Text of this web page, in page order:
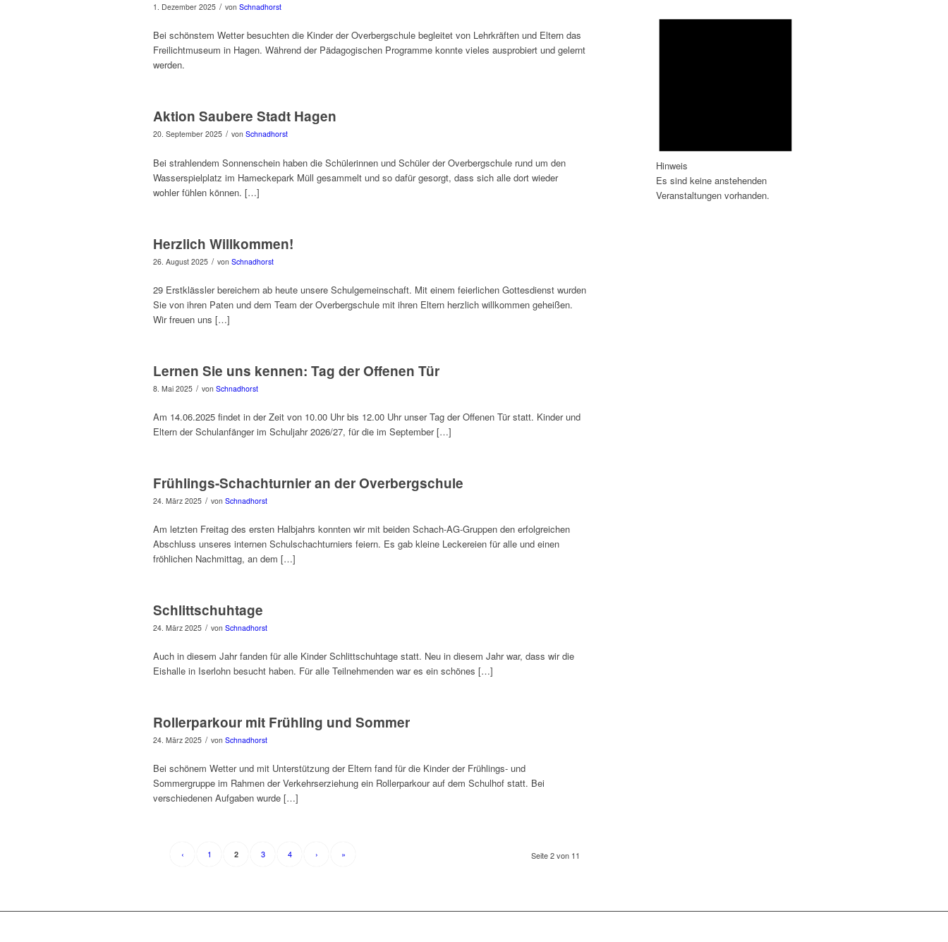
1. Dezember 2025 / von Schnadhorst
Bei schönstem Wetter besuchten die Kinder der Overbergschule begleitet von Lehrkräften und Eltern das
Freilichtmuseum in Hagen. Während der Pädagogischen Programme konnte vieles ausprobiert und gelernt
werden.
Aktion Saubere Stadt Hagen
20. September 2025 / von Schnadhorst
Bei strahlendem Sonnenschein haben die Schülerinnen und Schüler der Overbergschule rund um den
Wasserspielplatz im Hameckepark Müll gesammelt und so dafür gesorgt, dass sich alle dort wieder
wohler fühlen können. […]
Herzlich Willkommen!
26. August 2025 / von Schnadhorst
29 Erstklässler bereichern ab heute unsere Schulgemeinschaft. Mit einem feierlichen Gottesdienst wurden
Sie von ihren Paten und dem Team der Overbergschule mit ihren Eltern herzlich willkommen geheißen.
Wir freuen uns […]
Lernen Sie uns kennen: Tag der Offenen Tür
8. Mai 2025 / von Schnadhorst
Am 14.06.2025 findet in der Zeit von 10.00 Uhr bis 12.00 Uhr unser Tag der Offenen Tür statt. Kinder und
Eltern der Schulanfänger im Schuljahr 2026/27, für die im September […]
Frühlings-Schachturnier an der Overbergschule
24. März 2025 / von Schnadhorst
Am letzten Freitag des ersten Halbjahrs konnten wir mit beiden Schach-AG-Gruppen den erfolgreichen
Abschluss unseres internen Schulschachturniers feiern. Es gab kleine Leckereien für alle und einen
fröhlichen Nachmittag, an dem […]
Schlittschuhtage
24. März 2025 / von Schnadhorst
Auch in diesem Jahr fanden für alle Kinder Schlittschuhtage statt. Neu in diesem Jahr war, dass wir die
Eishalle in Iserlohn besucht haben. Für alle Teilnehmenden war es ein schönes […]
Rollerparkour mit Frühling und Sommer
24. März 2025 / von Schnadhorst
Bei schönem Wetter und mit Unterstützung der Eltern fand für die Kinder der Frühlings- und
Sommergruppe im Rahmen der Verkehrserziehung ein Rollerparkour auf dem Schulhof statt. Bei
verschiedenen Aufgaben wurde […]
Seite 2 von 11
‹ 1 2 3 4 › »
Hinweis
Es sind keine anstehenden
Veranstaltungen vorhanden.